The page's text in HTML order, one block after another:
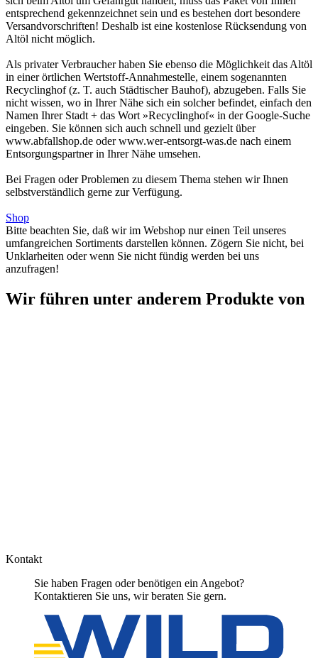
entsprechend gekennzeichnet sein und es bestehen dort besondere
Versandvorschriften! Deshalb ist eine kostenlose Rücksendung von
Altöl nicht möglich.
Als privater Verbraucher haben Sie ebenso die Möglichkeit das Altöl
in einer örtlichen Wertstoff-Annahmestelle, einem sogenannten
Recyclinghof (z. T. auch Städtischer Bauhof), abzugeben. Falls Sie
nicht wissen, wo in Ihrer Nähe sich ein solcher befindet, einfach den
Namen Ihrer Stadt + das Wort »Recyclinghof« in der Google-Suche
eingeben. Sie können sich auch schnell und gezielt über
www.abfallshop.de oder www.wer-entsorgt-was.de nach einem
Entsorgungspartner in Ihrer Nähe umsehen.
Bei Fragen oder Problemen zu diesem Thema stehen wir Ihnen
selbstverständlich gerne zur Verfügung.
Shop
Bitte beachten Sie, daß wir im Webshop nur einen Teil unseres
umfangreichen Sortiments darstellen können. Zögern Sie nicht, bei
Unklarheiten oder wenn Sie nicht fündig werden bei uns
anzufragen!
Wir führen unter anderem Produkte von
Kontakt
Sie haben Fragen oder benötigen ein Angebot?
Kontaktieren Sie uns, wir beraten Sie gern.